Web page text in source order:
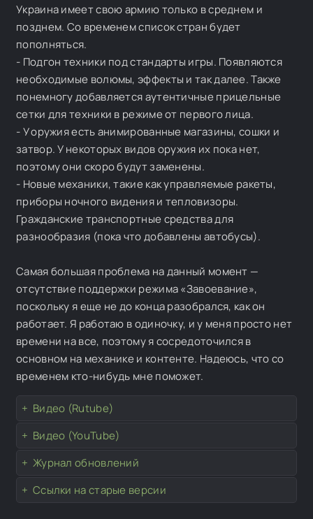
Украина имеет свою армию только в среднем и
позднем. Со временем список стран будет
пополняться.
- Подгон техники под стандарты игры. Появляются
необходимые волюмы, эффекты и так далее. Также
понемногу добавляется аутентичные прицельные
сетки для техники в режиме от первого лица.
- У оружия есть анимированные магазины, сошки и
затвор. У некоторых видов оружия их пока нет,
поэтому они скоро будут заменены.
- Новые механики, такие как управляемые ракеты,
приборы ночного видения и тепловизоры.
Гражданские транспортные средства для
разнообразия (пока что добавлены автобусы).
Самая большая проблема на данный момент —
отсутствие поддержки режима «Завоевание»,
поскольку я еще не до конца разобрался, как он
работает. Я работаю в одиночку, и у меня просто нет
времени на все, поэтому я сосредоточился в
основном на механике и контенте. Надеюсь, что со
временем кто-нибудь мне поможет.
Видео (Rutube)
Видео (YouTube)
Журнал обновлений
Ссылки на старые версии